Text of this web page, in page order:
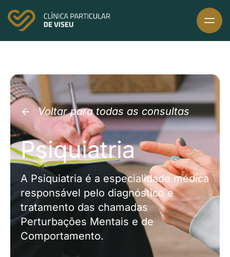
Skip
Voltar para todas as consultas
Psiquiatria
A Psiquiatria é a especialidade médica
responsável pelo diagnóstico e
tratamento das chamadas
Perturbações Mentais e de
Comportamento.